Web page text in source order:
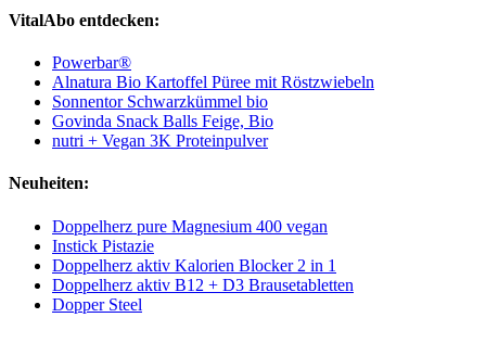
VitalAbo entdecken:
Powerbar®
Alnatura Bio Kartoffel Püree mit Röstzwiebeln
Sonnentor Schwarzkümmel bio
Govinda Snack Balls Feige, Bio
nutri + Vegan 3K Proteinpulver
Neuheiten:
Doppelherz pure Magnesium 400 vegan
Instick Pistazie
Doppelherz aktiv Kalorien Blocker 2 in 1
Doppelherz aktiv B12 + D3 Brausetabletten
Dopper Steel